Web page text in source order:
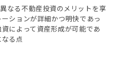
なる不動産投資のメリットを享
ションが詳細かつ明快であっ
によって資産形成が可能であ
る点